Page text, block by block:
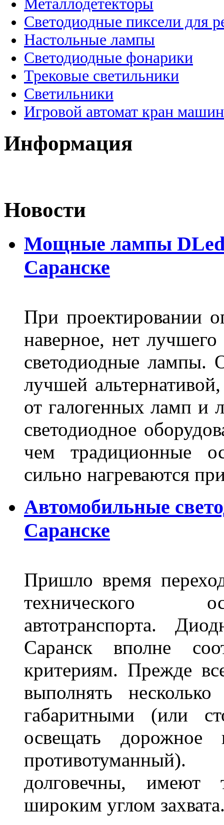
Металлодетекторы
Светодиодные пиксели для
Настольные лампы
Светодиодные фонарики
Трековые светильники
Светильники
Игровой автомат кран
Информация
Новости
Мощные лампы DLed
Саранске
При проектировании
наверное, нет
светодиодные лампы.
лучшей
от галогенных ламп и
светодиодное
чем традиционные
сильно нагреваются
Автомобильные
Саранске
Пришло время
технического
автотранспорта.
Саранск вполне
критериям. Прежде
выполнять
габаритными (или
освещать
долговечны, имеют
широким углом